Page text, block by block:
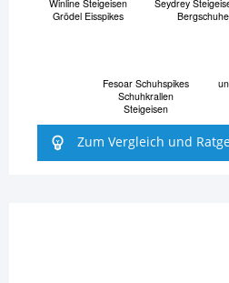
Winline Steigeisen
Grödel Eisspikes
Seydrey
Bergschuhe
Fesoar Schuhspikes
Schuhkrallen
Steigeisen
Zum Vergleich und